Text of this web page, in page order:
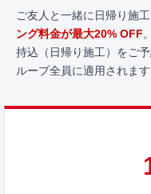
ご友人と一緒に日帰り施
ング料金が最大20% OFF
持込（日帰り施工）をご
ループ全員に適用されます